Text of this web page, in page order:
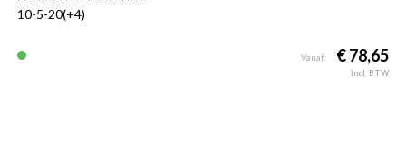
10-5-20(+4)
Vanaf: € 78,65
Incl. BTW